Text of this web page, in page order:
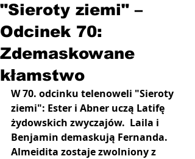
"Sieroty ziemi" –
Odcinek 70:
Zdemaskowane
kłamstwo
W 70. odcinku telenoweli "Sieroty
ziemi": Ester i Abner uczą Latifę
żydowskich zwyczajów.  Laila i
Benjamin demaskują Fernanda.
Almeidita zostaje zwolniony z